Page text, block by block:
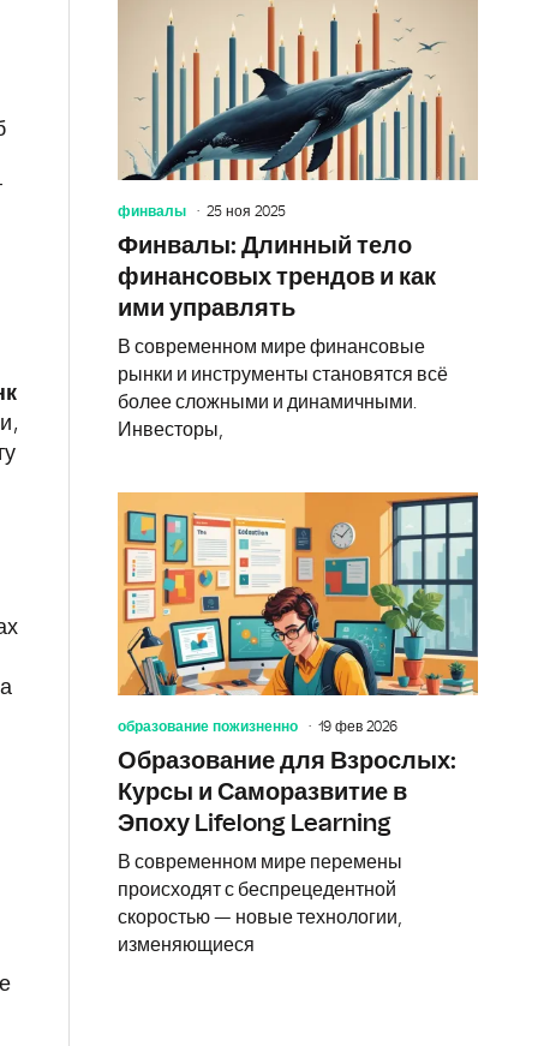
финвалы 25 ноя 2025
Финвалы: Длинный тело
финансовых трендов и как
ими управлять
В современном мире финансовые
рынки и инструменты становятся всё
более сложными и динамичными.
Инвесторы,
образование пожизненно 19 фев 2026
Образование для Взрослых:
Курсы и Саморазвитие в
Эпоху Lifelong Learning
В современном мире перемены
происходят с беспрецедентной
скоростью — новые технологии,
изменяющиеся